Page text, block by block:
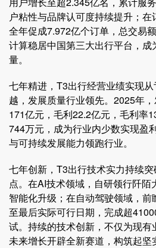
户粘性与品牌认可度持续提升；
全年促成7.972亿个订单，总交易
计算稳居中国第三大出行平台，成
量。
七年精进，T3出行经营业绩实现
越，发展质量行业领先。2025年
171亿元，毛利22.2亿元，毛利率
744万元，成为行业内少数实现盈
与可持续发展能力领跑行业。
七年创新，T3出行技术实力持续
点。在AI技术领域，自研领行阡
智能化升级；在自动驾驶领域，
至最后实际可行日期，完成超
试。持续的技术创新，不仅为现有
未来增长开辟全新赛道，构筑起坚